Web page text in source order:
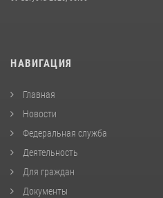
НАВИГАЦИЯ
Главная
Новости
Федеральная служба
Деятельность
Для граждан
Документы